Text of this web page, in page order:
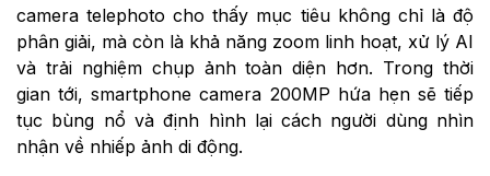
camera telephoto cho thấy mục tiêu không chỉ là độ
phân giải, mà còn là khả năng zoom linh hoạt, xử lý AI
và trải nghiệm chụp ảnh toàn diện hơn. Trong thời
gian tới, smartphone camera 200MP hứa hẹn sẽ tiếp
tục bùng nổ và định hình lại cách người dùng nhìn
nhận về nhiếp ảnh di động.